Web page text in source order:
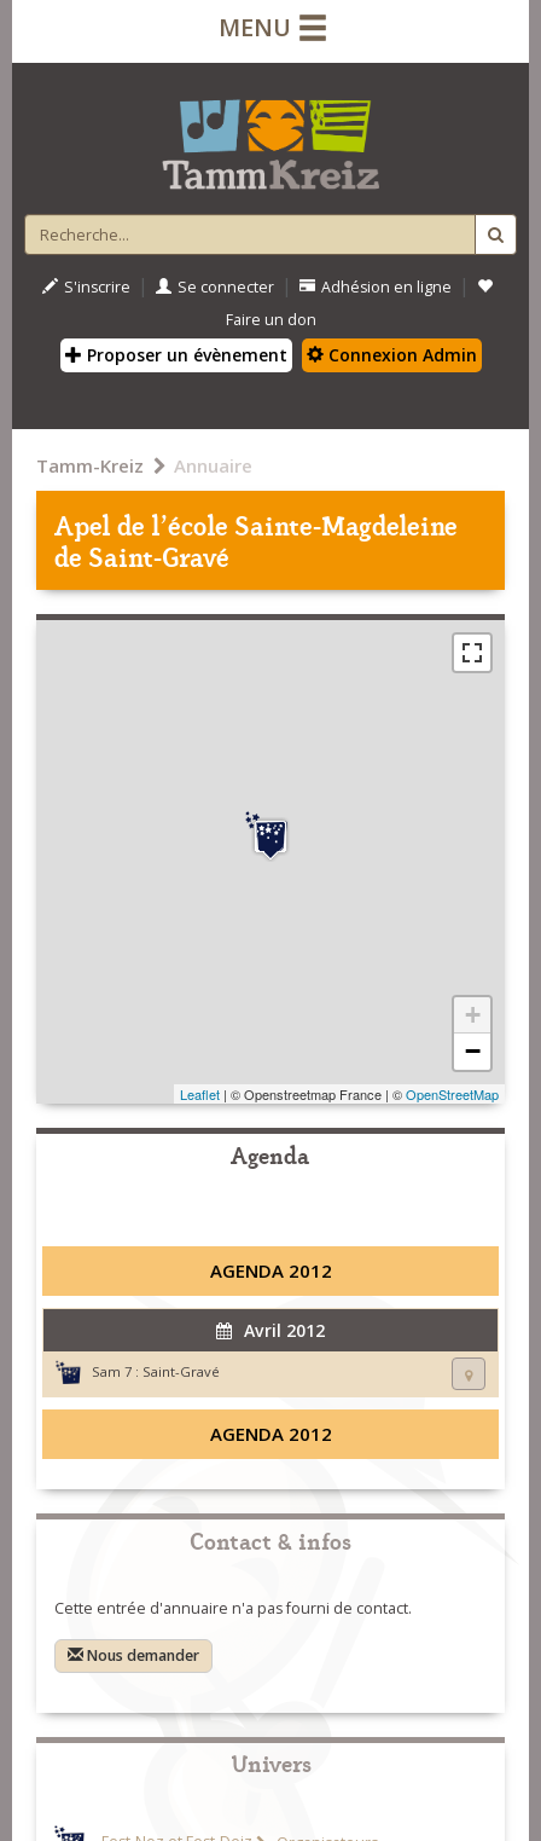
MENU
S'inscrire | Se connecter | Adhésion en ligne |
Faire un don
Proposer un évènement Connexion Admin
Tamm-Kreiz Annuaire
Apel de l'école Sainte-Magdeleine
de Saint-Gravé
+
−
Leaflet | © Openstreetmap France | ©OpenStreetMap
Agenda
AGENDA 2012
Avril 2012
Sam 7 : Saint-Gravé
AGENDA 2012
Contact & infos
Cette entrée d'annuaire n'a pas fourni de contact.
Nous demander
Univers